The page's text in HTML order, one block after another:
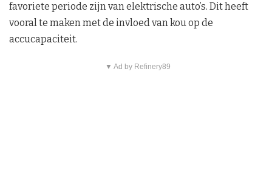
favoriete periode zijn van elektrische auto’s. Dit heeft
vooral te maken met de invloed van kou op de
accucapaciteit.
▼ Ad by Refinery89